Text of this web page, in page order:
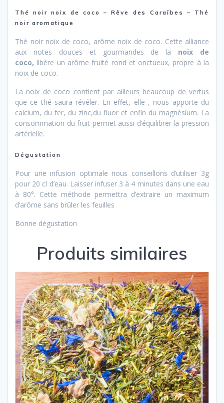
Thé noir noix de coco – Rêve des Caraïbes – Thé
noir aromatique
Thé noir noix de coco, arôme noix de coco. Cette alliance
aux notes douces et gourmandes de la noix de
coco, libère un arôme fruité rond et onctueux, propre à la
noix de coco.
La noix de coco contient par ailleurs beaucoup de vertus
que ce thé saura révéler. En effet, elle , nous apporte du
calcium, du fer, du zinc,du fluor et enfin du magnésium. La
consommation du fruit permet aussi d’équilibrer la pression
artérielle.
Dégustation
Pour une infusion optimale nous conseillons d’utiliser 3g
pour 20 cl d’eau. Laisser infuser 3 à 4 minutes dans une eau
à 80°. Cette méthode permettra d’extraire un maximum
d’arôme sans brûler les feuilles
Bonne dégustation
Produits similaires